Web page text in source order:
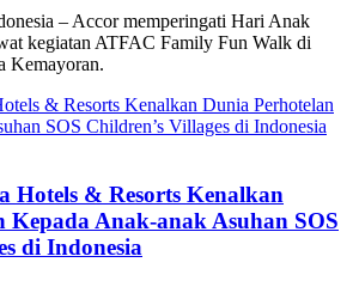
– Accor memperingati Hari Anak
kegiatan ATFAC Family Fun Walk di
Kemayoran.
Hotels & Resorts Kenalkan
Kepada Anak-anak Asuhan SOS
di Indonesia